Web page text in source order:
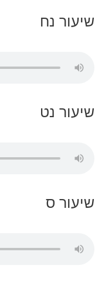
שיעור נח
שיעור נט
שיעור ס